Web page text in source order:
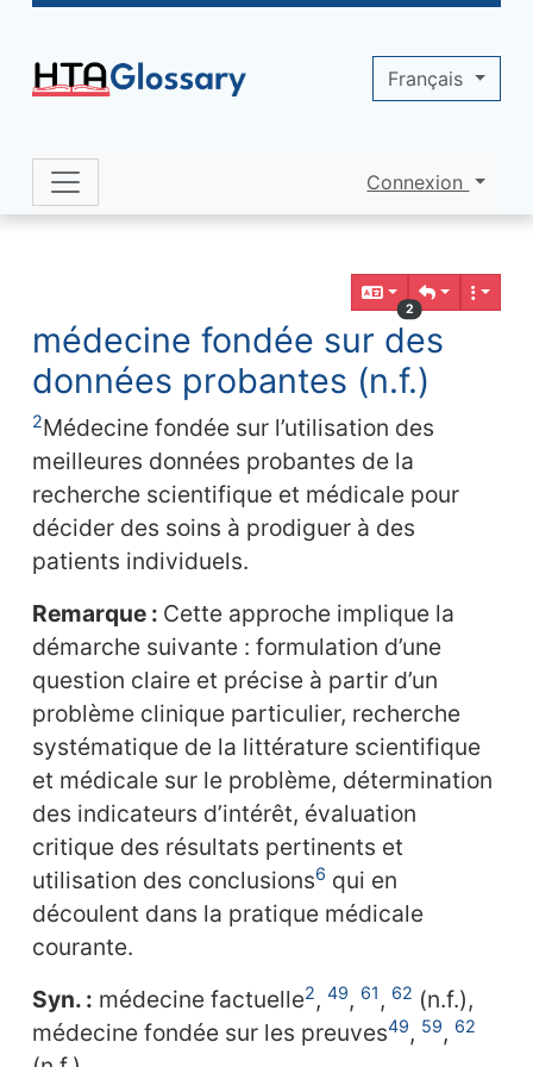
Navigation and related functionality
2
médecine fondée sur des
données probantes (n.f.)
2Médecine fondée sur l’utilisation des
meilleures données probantes de la
recherche scientifique et médicale pour
décider des soins à prodiguer à des
patients individuels.
Remarque : Cette approche implique la
démarche suivante : formulation d’une
question claire et précise à partir d’un
problème clinique particulier, recherche
systématique de la littérature scientifique
et médicale sur le problème, détermination
des indicateurs d’intérêt, évaluation
critique des résultats pertinents et
utilisation des conclusions6 qui en
découlent dans la pratique médicale
courante.
Syn. : médecine factuelle2, 49, 61 , 62 (n.f.),
médecine fondée sur les preuves49, 59, 62
Site identity, navigation, etc.
Connexion
Français